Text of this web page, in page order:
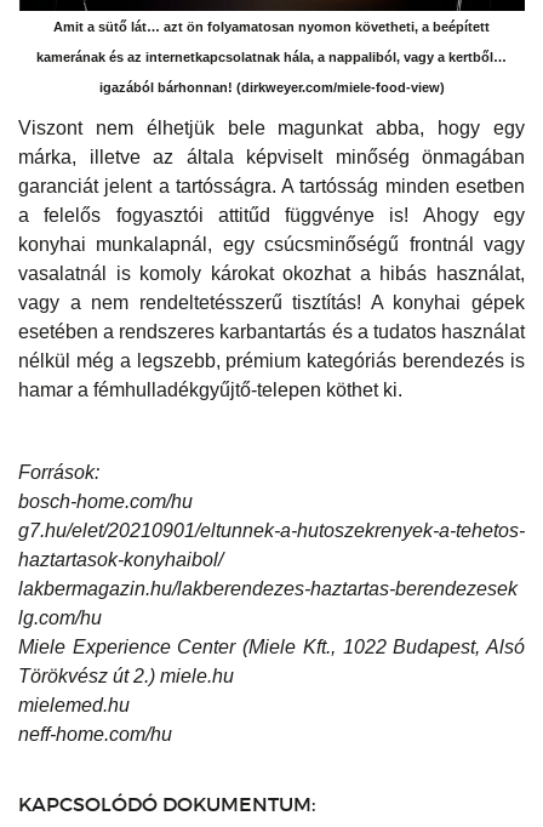
Amit a sütő lát… azt ön folyamatosan nyomon követheti, a beépített
kamerának és az internetkapcsolatnak hála, a nappaliból, vagy a kertből…
igazából bárhonnan! (dirkweyer.com/miele-food-view)
Viszont nem élhetjük bele magunkat abba, hogy egy
márka, illetve az általa képviselt minőség önmagában
garanciát jelent a tartósságra. A tartósság minden esetben
a felelős fogyasztói attitűd függvénye is! Ahogy egy
konyhai munkalapnál, egy csúcsminőségű frontnál vagy
vasalatnál is komoly károkat okozhat a hibás használat,
vagy a nem rendeltetésszerű tisztítás! A konyhai gépek
esetében a rendszeres karbantartás és a tudatos használat
nélkül még a legszebb, prémium kategóriás berendezés is
hamar a fémhulladékgyűjtő-telepen köthet ki.
Források:
bosch-home.com/hu
g7.hu/elet/20210901/eltunnek-a-hutoszekrenyek-a-tehetos-
haztartasok-konyhaibol/
lakbermagazin.hu/lakberendezes-haztartas-berendezesek
lg.com/hu
Miele Experience Center (Miele Kft., 1022 Budapest, Alsó
Törökvész út 2.) miele.hu
mielemed.hu
neff-home.com/hu
KAPCSOLÓDÓ DOKUMENTUM: